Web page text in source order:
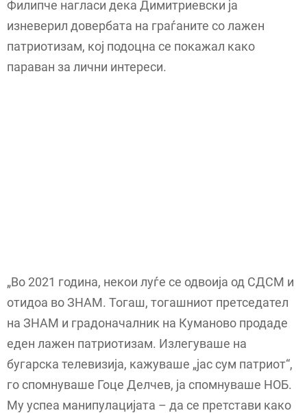
Филипче нагласи дека Димитриевски ја
изневерил довербата на граѓаните со лажен
патриотизам, кој подоцна се покажал како
параван за лични интереси.
„Во 2021 година, некои луѓе се одвоија од СДСМ и
отидоа во ЗНАМ. Тогаш, тогашниот претседател
на ЗНАМ и градоначалник на Куманово продаде
еден лажен патриотизам. Излегуваше на
бугарска телевизија, кажуваше „јас сум патриот“,
го спомнуваше Гоце Делчев, ја спомнуваше НОБ.
Му успеа манипулацијата – да се претстави како